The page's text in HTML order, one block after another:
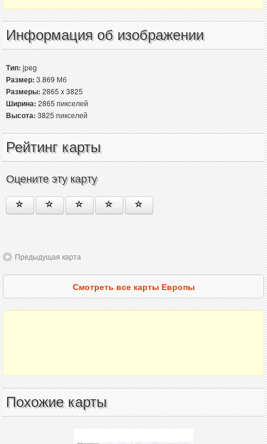
Информация об изображении
Тип:jpeg
Размер:3.869 Мб
Размеры:2865 x 3825
Ширина:2865 пикселей
Высота:3825 пикселей
Рейтинг карты
Оцените эту карту
Предыдущая карта
Смотреть все карты Европы
Похожие карты